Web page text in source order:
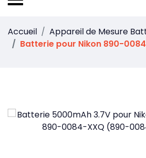
Accueil Appareil de Mesure
Batterie pour Nikon 890-